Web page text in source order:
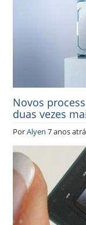
Novos
duas vezes
PorAlyen 7 anos